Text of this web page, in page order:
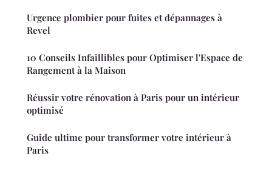
Urgence plombier pour fuites et dépannages à
Revel
10 Conseils Infaillibles pour Optimiser l'Espace de
Rangement à la Maison
Réussir votre rénovation à Paris pour un intérieur
optimisé
Guide ultime pour transformer votre intérieur à
Paris